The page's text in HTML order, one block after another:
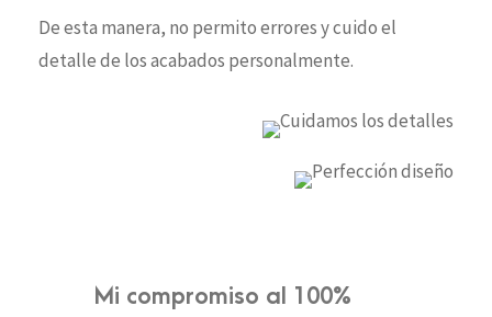
De esta manera, no permito errores y cuido el
detalle de los acabados personalmente.
Mi compromiso al 100%